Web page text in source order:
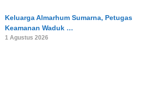
Keluarga Almarhum Sumarna, Petugas
Keamanan Waduk …
1 Agustus 2026